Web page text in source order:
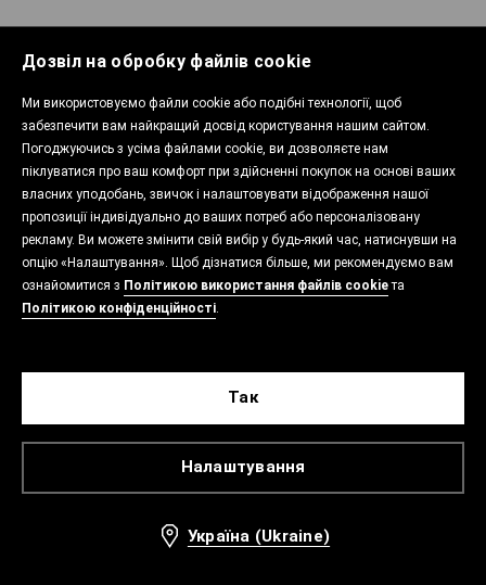
Дозвіл на обробку файлів cookie
Ми використовуємо файли cookie або подібні технології, щоб
забезпечити вам найкращий досвід користування нашим сайтом.
Погоджуючись з усіма файлами cookie, ви дозволяєте нам
піклуватися про ваш комфорт при здійсненні покупок на основі ваших
власних уподобань, звичок і налаштовувати відображення нашої
пропозиції індивідуально до ваших потреб або персоналізовану
рекламу. Ви можете змінити свій вибір у будь-який час, натиснувши на
опцію «Налаштування». Щоб дізнатися більше, ми рекомендуємо вам
ознайомитися з Політикою використання файлів cookieта
Політикою конфіденційності.
Налаштування
Так
Україна (Ukraine)